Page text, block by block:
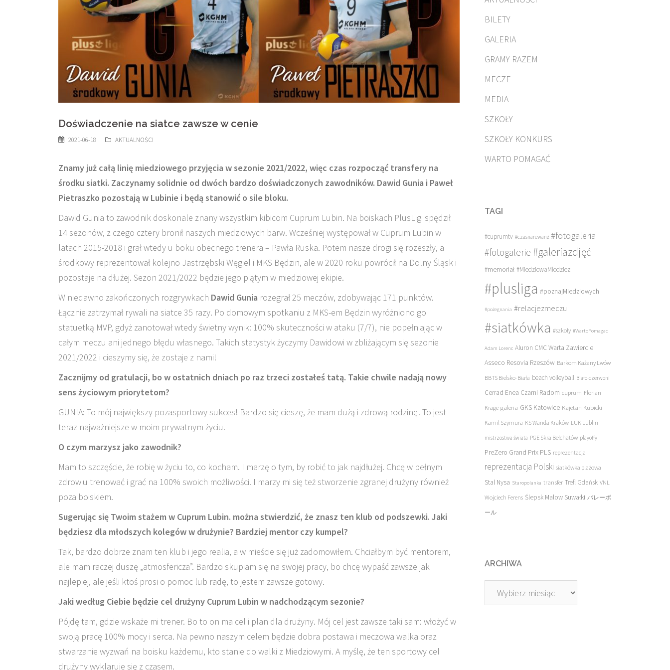
Doświadczenie na siatce zawsze w cenie
2021-06-18 AKTUALNOŚCI
Znamy już całą linię miedziowego przyjęcia w sezonie 2021/2022, więc czas rozpocząć transfery na
środku siatki. Zaczynamy solidnie od dwóch bardzo doświadczonych zawodników. Dawid Gunia i Paweł
Pietraszko pozostają w Lubinie i będą stanowić o sile bloku.
Dawid Gunia to zawodnik doskonale znany wszystkim kibicom Cuprum Lubin. Na boiskach PlusLigi spędził
14 sezonów, z czego cztery bronił naszych miedziowych barw. Wcześniej występował w Cuprum Lubin w
latach 2015-2018 i grał wtedy u boku obecnego trenera – Pawła Ruska. Potem nasze drogi się rozeszły, a
środkowy reprezentował kolejno Jastrzębski Węgiel i MKS Będzin, ale w 2020 roku powrócił na Dolny Śląsk i
pozostaje na dłużej. Sezon 2021/2022 będzie jego piątym w miedziowej ekipie.
W niedawno zakończonych rozgrywkach Dawid Gunia rozegrał 25 meczów, zdobywając 171 punktów.
Łącznie zatrzymał rywali na siatce 35 razy. Po domowym spotkaniu z MKS-em Będzin wyróżniono go
statuetką MVP, gdyż zanotował wtedy świetny wynik: 100% skuteczności w ataku (7/7), nie popełniając w
całym meczu ani jednego błędu własnego. Takich statystyk życzymy Dawidowi w zbliżającym się sezonie
2021/2022 i cieszymy się, że zostaje z nami!
Zacznijmy od gratulacji, bo w ostatnich dniach po raz trzeci zostałeś tatą. Takie chwile nadają nowy
sens życiowym priorytetom?
GUNIA: To mój największy pozasportowy sukces! Bardzo się cieszę, że mam dużą i zdrową rodzinę! To jest
teraz najważniejsze w moim prywatnym życiu.
O czym marzysz jako zawodnik?
Mam to szczęście, że robię w życiu to, co kocham. I marzę o tym, by robić to jak najdłużej. Chcę w pełnym
zdrowiu trenować i grać na 100% swoich możliwości. I marzy mi się też stworzenie zgranej drużyny również
poza boiskiem.
Sugerując się Twoim stażem w Cuprum Lubin. można stwierdzić, że znasz ten klub od podszewki. Jaki
będziesz dla młodszych kolegów w drużynie? Bardziej mentor czy kumpel?
Tak, bardzo dobrze znam ten klub i jego realia, a w mieście się już zadomowiłem. Chciałbym być mentorem,
ale mam raczej duszę „atmosfericza”. Bardzo skupiam się na swojej pracy, bo chcę wypaść zawsze jak
najlepiej, ale jeśli ktoś prosi o pomoc lub radę, to jestem zawsze gotowy.
Jaki według Ciebie będzie cel drużyny Cuprum Lubin w nadchodzącym sezonie?
Pójdę tam, gdzie wskaże mi trener. Bo to on ma cel i plan dla drużyny. Mój cel jest zawsze taki sam: włożyć w
swoją pracę 100% mocy i serca. Na pewno naszym celem będzie dobra postawa i meczowa walka oraz
stwarzanie wyzwań na boisku każdemu, kto stanie do walki z Miedziowymi. A myślę, że ten sportowy cel
drużyny wyklaruje się z czasem.
BILETY
GALERIA
GRAMY RAZEM
MECZE
MEDIA
SZKOŁY
SZKOŁY KONKURS
WARTO POMAGAĆ
TAGI
#cuprumtv #czasnarewanż #fotogaleria
#fotogalerie #galeriazdjęć
#memoriał #MiedziowaMlodziez
#plusliga #poznajMiedziowych
#pożegnania #relacjezmeczu
#siatkówka #szkoły #WartoPomagac
Adam Lorenc Aluron CMC Warta Zawiercie
Asseco Resovia Rzeszów Barkom Każany Lwów
BBTS Bielsko-Biała beach volleyball Biało-czerwoni
Cerrad Enea Czarni Radom cuprum Florian
Krage galeria GKS Katowice Kajetan Kubicki
Kamil Szymura KS Wanda Kraków LUK Lublin
mistrzostwa świata PGE Skra Bełchatów playoffy
PreZero Grand Prix PLS reprezentacja
reprezentacja Polski siatkówka plażowa
Stal Nysa Staropolanka transfer Trefl Gdańsk VNL
Wojciech Ferens Ślepsk Malow Suwałki バレーボ
ール
ARCHIWA
Archiwa